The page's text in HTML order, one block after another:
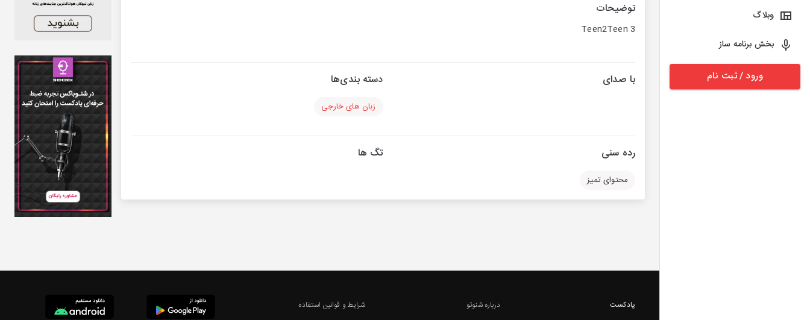
وبلاگ
بخش برنامه ساز
ورود / ثبت نام
توضیحات
Teen2Teen 3
با صدای دسته بندی‌ها
زبان های خارجی
رده سنی
محتوای تمیز
تگ ها
پادکست
درباره شنوتو
شرایط و قوانین استفاده